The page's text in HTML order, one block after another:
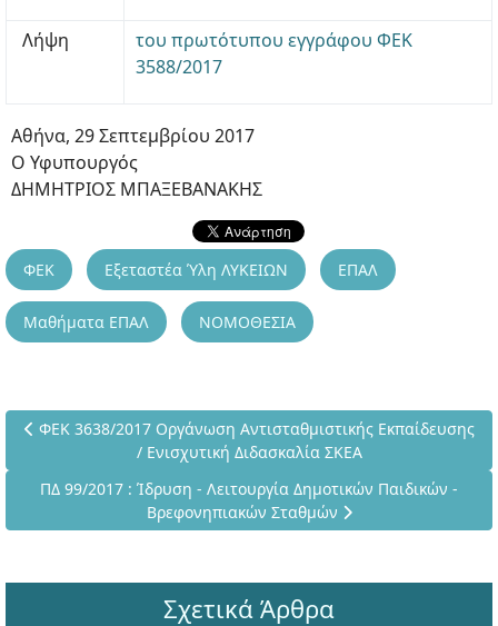
Λήψη
του πρωτότυπου εγγράφου ΦΕΚ
3588/2017
Αθήνα, 29 Σεπτεμβρίου 2017
Ο Υφυπουργός
ΔΗΜΗΤΡΙΟΣ ΜΠΑΞΕΒΑΝΑΚΗΣ
ΦΕΚ Εξεταστέα Ύλη ΛΥΚΕΙΩΝ ΕΠΑΛ
Μαθήματα ΕΠΑΛ ΝΟΜΟΘΕΣΙΑ
Προηγούμενο άρθρο: ΦΕΚ 3638/2017 Οργάνωση
ΦΕΚ 3638/2017 Οργάνωση Αντισταθμιστικής Εκπαίδευσης
/ Ενισχυτική Διδασκαλία ΣΚΕΑ
Επόμενο άρθρο: ΠΔ 99/2017 : Ίδρυση - Λειτουργία
ΠΔ 99/2017 : Ίδρυση - Λειτουργία Δημοτικών Παιδικών -
Βρεφονηπιακών Σταθμών
Σχετικά Άρθρα